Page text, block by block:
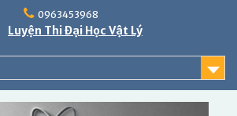
0963453968
Luyện Thi Đại Học Vật Lý